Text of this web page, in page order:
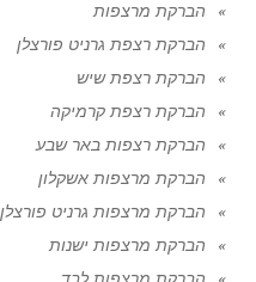
הברקת מרצפות
הברקת רצפת גרניט פורצלן
הברקת רצפת שיש
הברקת רצפת קרמיקה
הברקת רצפות באר שבע
הברקת מרצפות אשקלון
הברקת מרצפות גרניט פורצלן
הברקת מרצפות ישנות